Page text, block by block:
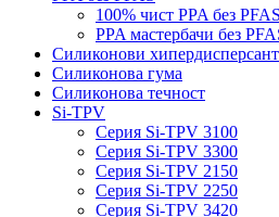
100% чист PPA без PFAS
PPA мастербачи без
Силиконови
Силиконова гума
Силиконова течност
Si-TPV
Серия Si-TPV 3100
Серия Si-TPV 3300
Серия Si-TPV 2150
Серия Si-TPV 2250
Серия Si-TPV 3420